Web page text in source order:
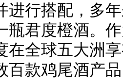
进行搭配，多
瓶君度橙酒。
在全球五大洲
百款鸡尾酒产